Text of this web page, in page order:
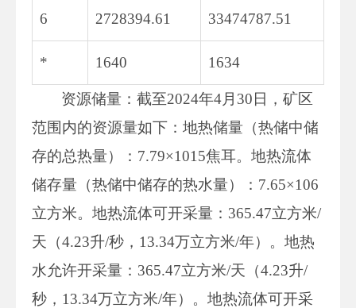
6 2728394.61 33474787.51
* 1640 1634
资源储量：截至2024年4月30日，矿区
范围内的资源量如下：地热储量（热储中储
存的总热量）：7.79×1015焦耳。地热流体
储存量（热储中储存的热水量）：7.65×106
立方米。地热流体可开采量：365.47立方米/
天（4.23升/秒，13.34万立方米/年）。地热
水允许开采量：365.47立方米/天（4.23升/
秒，13.34万立方米/年）。地热流体可开采